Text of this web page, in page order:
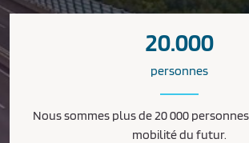
20.000
personnes
Nous sommes plus de 20 000
mobilité du futur.